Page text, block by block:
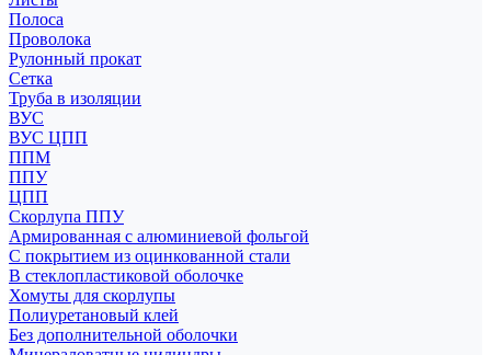
Полоса
Проволока
Рулонный прокат
Сетка
Труба в изоляции
ВУС
ВУС ЦПП
ППМ
ППУ
ЦПП
Скорлупа ППУ
Армированная с алюминиевой фольгой
С покрытием из оцинкованной стали
В стеклопластиковой оболочке
Хомуты для скорлупы
Полиуретановый клей
Без дополнительной оболочки